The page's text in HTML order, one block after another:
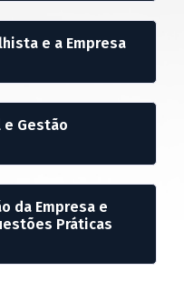
e a Empresa
e Gestão
da Empresa e
Práticas